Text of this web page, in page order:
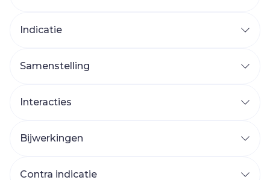
Indicatie
Samenstelling
Interacties
Bijwerkingen
Contra indicatie